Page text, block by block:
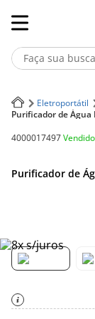
Faça sua
Termos
1ºIphone
Fone
5
Eletroportátil
Purificador de Água
4000017497
Purificador de